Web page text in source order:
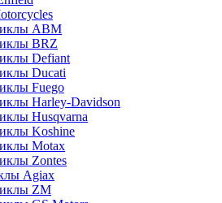
ABM
BRZ
Defiant
Ducati
Fuego
Harley-Davidson
Husqvarna
Koshine
Motax
Zontes
Agiax
ZM